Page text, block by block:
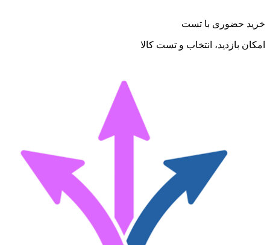
خرید حضوری با تست
امکان بازدید، انتخاب و تست کالا